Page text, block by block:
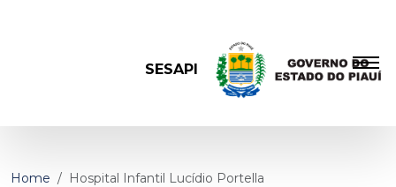
SESAPI
Home Hospital Infantil Lucídio Portella